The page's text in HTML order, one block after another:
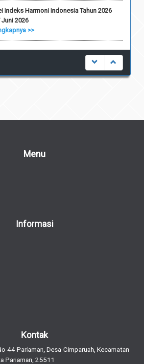
Indeks Harmoni Indonesia Tahun 2026
2026
>>
Menu
Informasi
Kontak
44 Pariaman, Desa Cimparuah, Kecamatan
Pariaman, 25511